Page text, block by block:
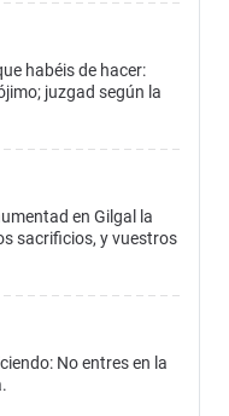
habéis de hacer:
juzgad según la
en Gilgal la
sacrificios, y vuestros
No entres en la